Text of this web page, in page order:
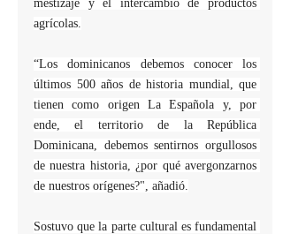
mestizaje y el intercambio de productos
agrícolas.
“Los dominicanos debemos conocer los
últimos 500 años de historia mundial, que
tienen como origen La Española y, por
ende, el territorio de la República
Dominicana, debemos sentirnos orgullosos
de nuestra historia, ¿por qué avergonzarnos
de nuestros orígenes?", añadió.
Sostuvo que la parte cultural es fundamental